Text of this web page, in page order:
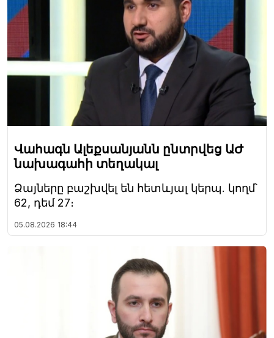
Վահագն Ալեքսանյանն ընտրվեց ԱԺ
նախագահի տեղակալ
Ձայները բաշխվել են հետևյալ կերպ. կողմ՝
62, դեմ 27։
05.08.2026 18:44